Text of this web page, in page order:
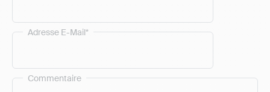
Commentaire
Adresse E-Mail*